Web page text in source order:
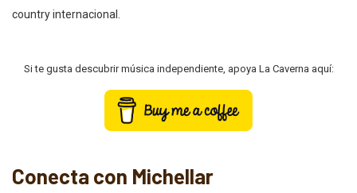
country internacional.
Si te gusta descubrir música independiente, apoya La Caverna aquí:
Conecta con Michellar